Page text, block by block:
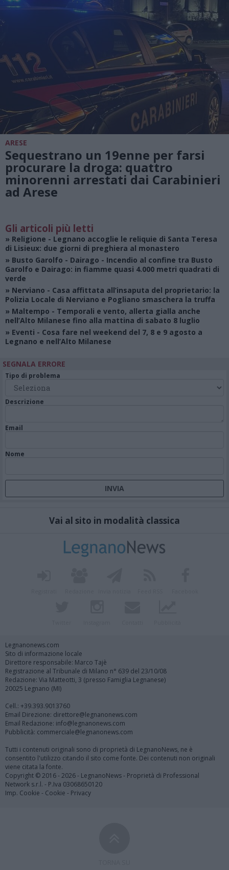
ARESE
Sequestrano un 19enne per farsi
procurare la droga: quattro
minorenni arrestati dai Carabinieri
ad Arese
Gli articoli più letti
» Religione - Legnano accoglie le reliquie di Santa Teresa
di Lisieux: due giorni di preghiera al monastero
» Busto Garolfo - Dairago - Incendio al confine tra Busto
Garolfo e Dairago: in fiamme quasi 4.000 metri quadrati di
verde
» Nerviano - Casa affittata all’insaputa del proprietario: la
Polizia Locale di Nerviano e Pogliano smaschera la truffa
» Maltempo - Temporali e vento, allerta gialla anche
nell’Alto Milanese fino alla mattina di sabato 8 luglio
» Eventi - Cosa fare nel weekend del 7, 8 e 9 agosto a
Legnano e nell’Alto Milanese
SEGNALA ERRORE
Tipo di problema
Descrizione
Email
Nome
Vai al sito in modalità classica
Legnanonews.com
Sito di informazione locale
Direttore responsabile: Marco Tajè
Registrazione al Tribunale di Milano n° 639 del 23/10/08
Redazione: Via Matteotti, 3 (presso Famiglia Legnanese)
20025 Legnano (MI)
Cell.: +39.393.9013760
Email Direzione: direttore@legnanonews.com
Email Redazione: info@legnanonews.com
Pubblicità: commerciale@legnanonews.com
Tutti i contenuti originali sono di proprietà di LegnanoNews, ne è
consentito l'utilizzo citando il sito come fonte. Dei contenuti non originali
viene citata la fonte.
Copyright © 2016 - 2026 - LegnanoNews - Proprietà di Professional
Network s.r.l. - P.Iva 03068650120
Imp. Cookie - Cookie - Privacy